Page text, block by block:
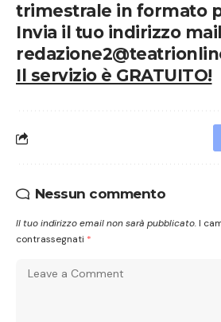
trimestrale in formato
Invia il tuo indirizzo
Il servizio è GRATUITO!
Nessun commento
Il tuo indirizzo email non sarà pubblicato. I
contrassegnati *